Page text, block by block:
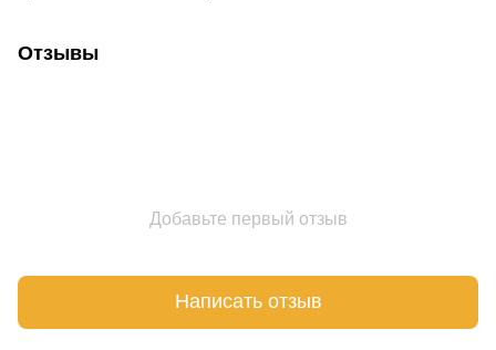
Отзывы
Добавьте первый отзыв
Написать отзыв